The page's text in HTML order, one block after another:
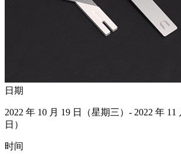
日期
2022 年 10 月 19 日（星期三）- 2022 年 11
日）
时间